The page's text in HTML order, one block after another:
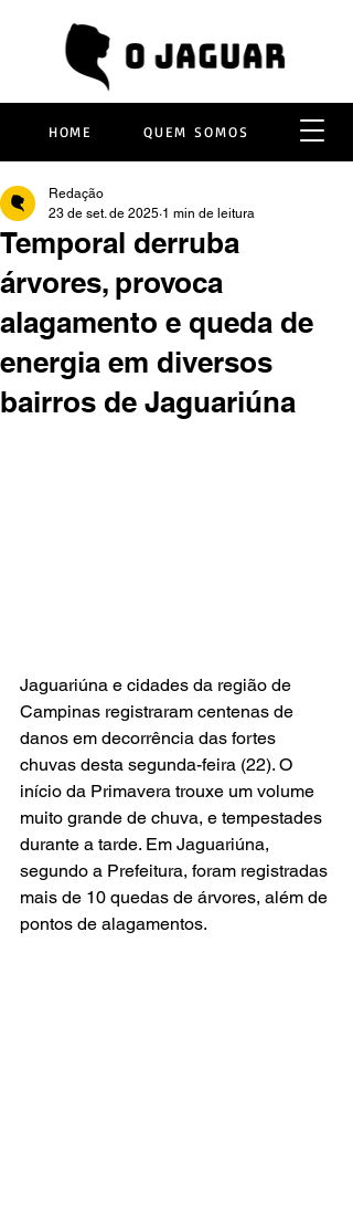
HOME QUEM SOMOS
Temporal derruba
árvores, provoca
alagamento e queda de
energia em diversos
bairros de Jaguariúna
Redação
23 de set. de 2025 1 min de leitura
Jaguariúna e cidades da região de
Campinas registraram centenas de
danos em decorrência das fortes
chuvas desta segunda-feira (22). O
início da Primavera trouxe um volume
muito grande de chuva, e tempestades
durante a tarde. Em Jaguariúna,
segundo a Prefeitura, foram registradas
mais de 10 quedas de árvores, além de
pontos de alagamentos.